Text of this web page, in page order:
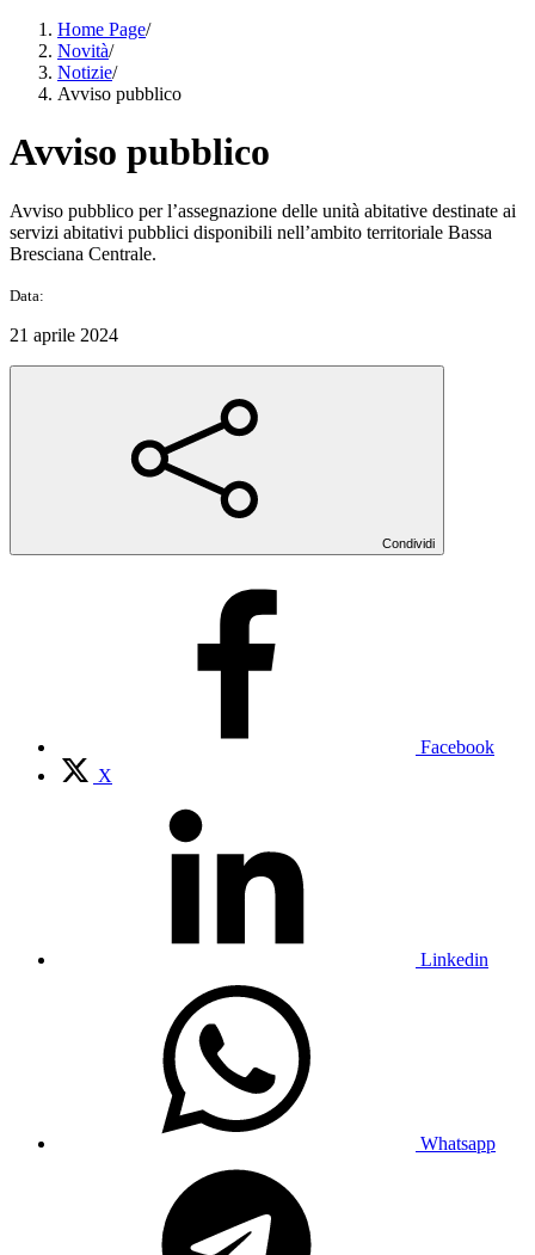
Home Page/
Novità/
Notizie/
Avviso pubblico
Avviso pubblico
Avviso pubblico per l’assegnazione delle unità abitative destinate ai
servizi abitativi pubblici disponibili nell’ambito territoriale Bassa
Bresciana Centrale.
Data:
21 aprile 2024
Condividi
Facebook
X
Linkedin
Whatsapp